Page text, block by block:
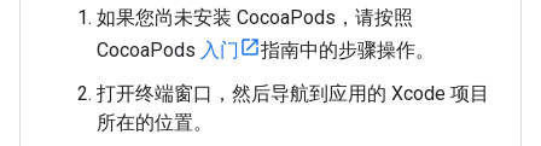
如果您尚未安装 CocoaPods，请按照
CocoaPods 入门
指南中的步骤操作。
打开终端窗口，然后导航到应用的 Xcode 项目
所在的位置。